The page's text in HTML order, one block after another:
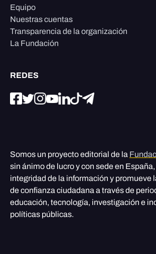
Equipo
Nuestras cuentas
Transparencia de la organización
La Fundación
REDES
Somos un proyecto editorial de la
sin ánimo de lucro y con sede en
integridad de la información y promueve
de confianza ciudadana a través de
educación, tecnología, investigación e
políticas públicas.